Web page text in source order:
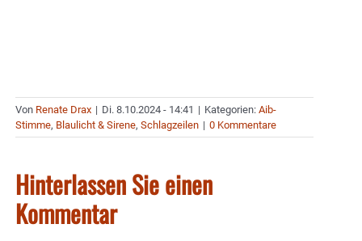
Von Renate Drax | Di. 8.10.2024 - 14:41 | Kategorien: Aib-
Stimme, Blaulicht & Sirene, Schlagzeilen | 0 Kommentare
Hinterlassen Sie einen
Kommentar